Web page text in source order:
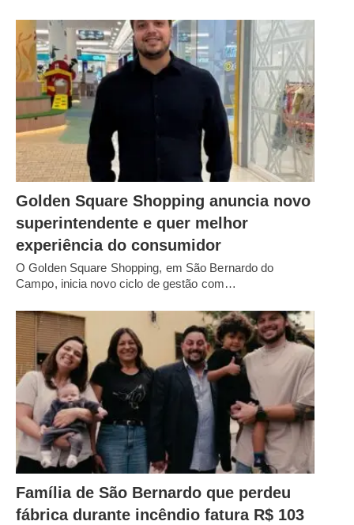
Golden Square Shopping anuncia novo
superintendente e quer melhor
experiência do consumidor
O Golden Square Shopping, em São Bernardo do
Campo, inicia novo ciclo de gestão com…
Família de São Bernardo que perdeu
fábrica durante incêndio fatura R$ 103